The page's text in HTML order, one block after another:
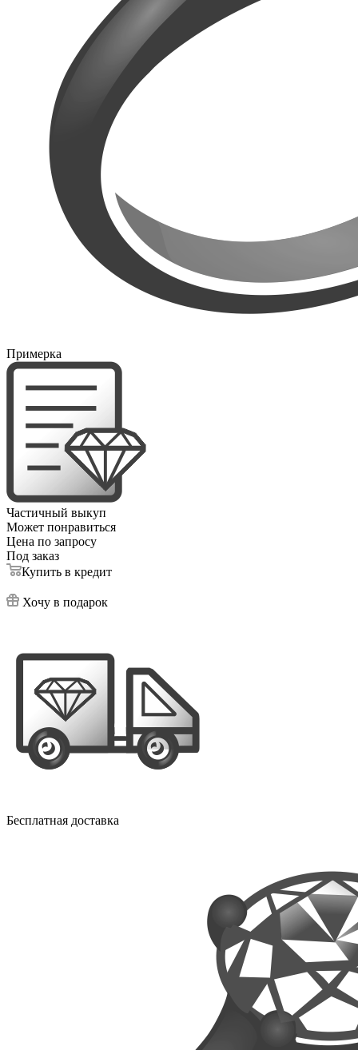
Примерка
Частичный выкуп
Может понравиться
Цена по запросу
Под заказ
Купить в кредит
Хочу в подарок
Бесплатная доставка